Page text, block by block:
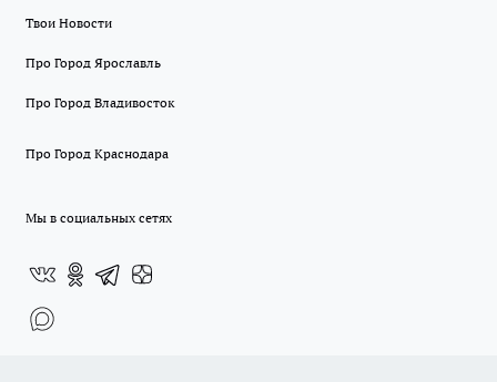
Твои Новости
Про Город Ярославль
Про Город Владивосток
Про Город Краснодара
Мы в социальных сетях